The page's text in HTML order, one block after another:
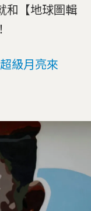
和【地球圖輯
級月亮來